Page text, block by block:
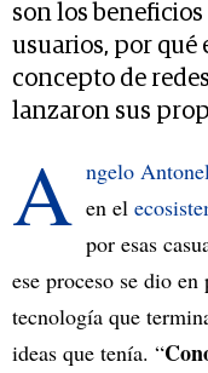
son los
usuarios, por qué
concepto de
lanzaron sus
A ngelo
en el
por esas
ese proceso se dio
tecnología que
ideas que tenía. “